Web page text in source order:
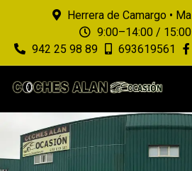
Herrera de Camargo •
9:00–14:00 /
942 25 98 89
693619561